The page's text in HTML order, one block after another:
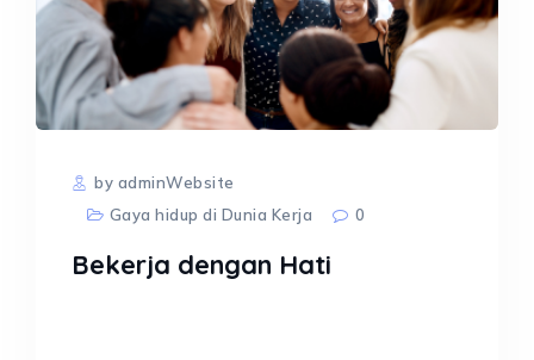
by adminWebsite
Gaya hidup di Dunia Kerja
0
Bekerja dengan Hati